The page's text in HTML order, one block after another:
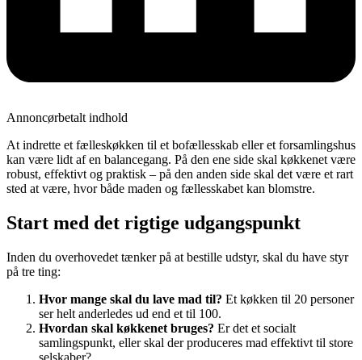
Annoncørbetalt indhold
At indrette et fælleskøkken til et bofællesskab eller et forsamlingshus
kan være lidt af en balancegang. På den ene side skal køkkenet være
robust, effektivt og praktisk – på den anden side skal det være et rart
sted at være, hvor både maden og fællesskabet kan blomstre.
Start med det rigtige udgangspunkt
Inden du overhovedet tænker på at bestille udstyr, skal du have styr
på tre ting:
Hvor mange skal du lave mad til? Et køkken til 20 personer
ser helt anderledes ud end et til 100.
Hvordan skal køkkenet bruges? Er det et socialt
samlingspunkt, eller skal der produceres mad effektivt til store
selskaber?